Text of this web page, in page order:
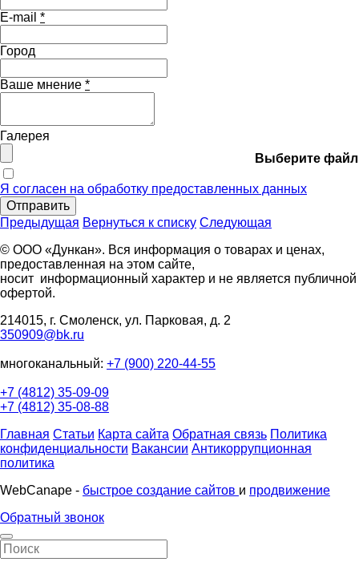
E-mail *
Город
Ваше мнение *
Галерея
Выберите файл
Я согласен на обработку предоставленных данных
Отправить
Предыдущая Вернуться к списку Следующая
© ООО «Дункан». Вся информация о товарах и ценах,
предоставленная на этом сайте,
носит информационный характер и не является публичной
офертой.
214015, г. Смоленск, ул. Парковая, д. 2
350909@bk.ru
многоканальный: +7 (900) 220-44-55
+7 (4812) 35-09-09
+7 (4812) 35-08-88
Главная Статьи Карта сайта Обратная связь Политика
конфиденциальности Вакансии Антикоррупционная
политика
WebCanape - быстрое создание сайтов и продвижение
Обратный звонок